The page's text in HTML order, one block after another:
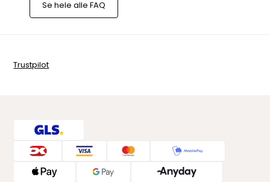
Se hele alle FAQ
Trustpilot